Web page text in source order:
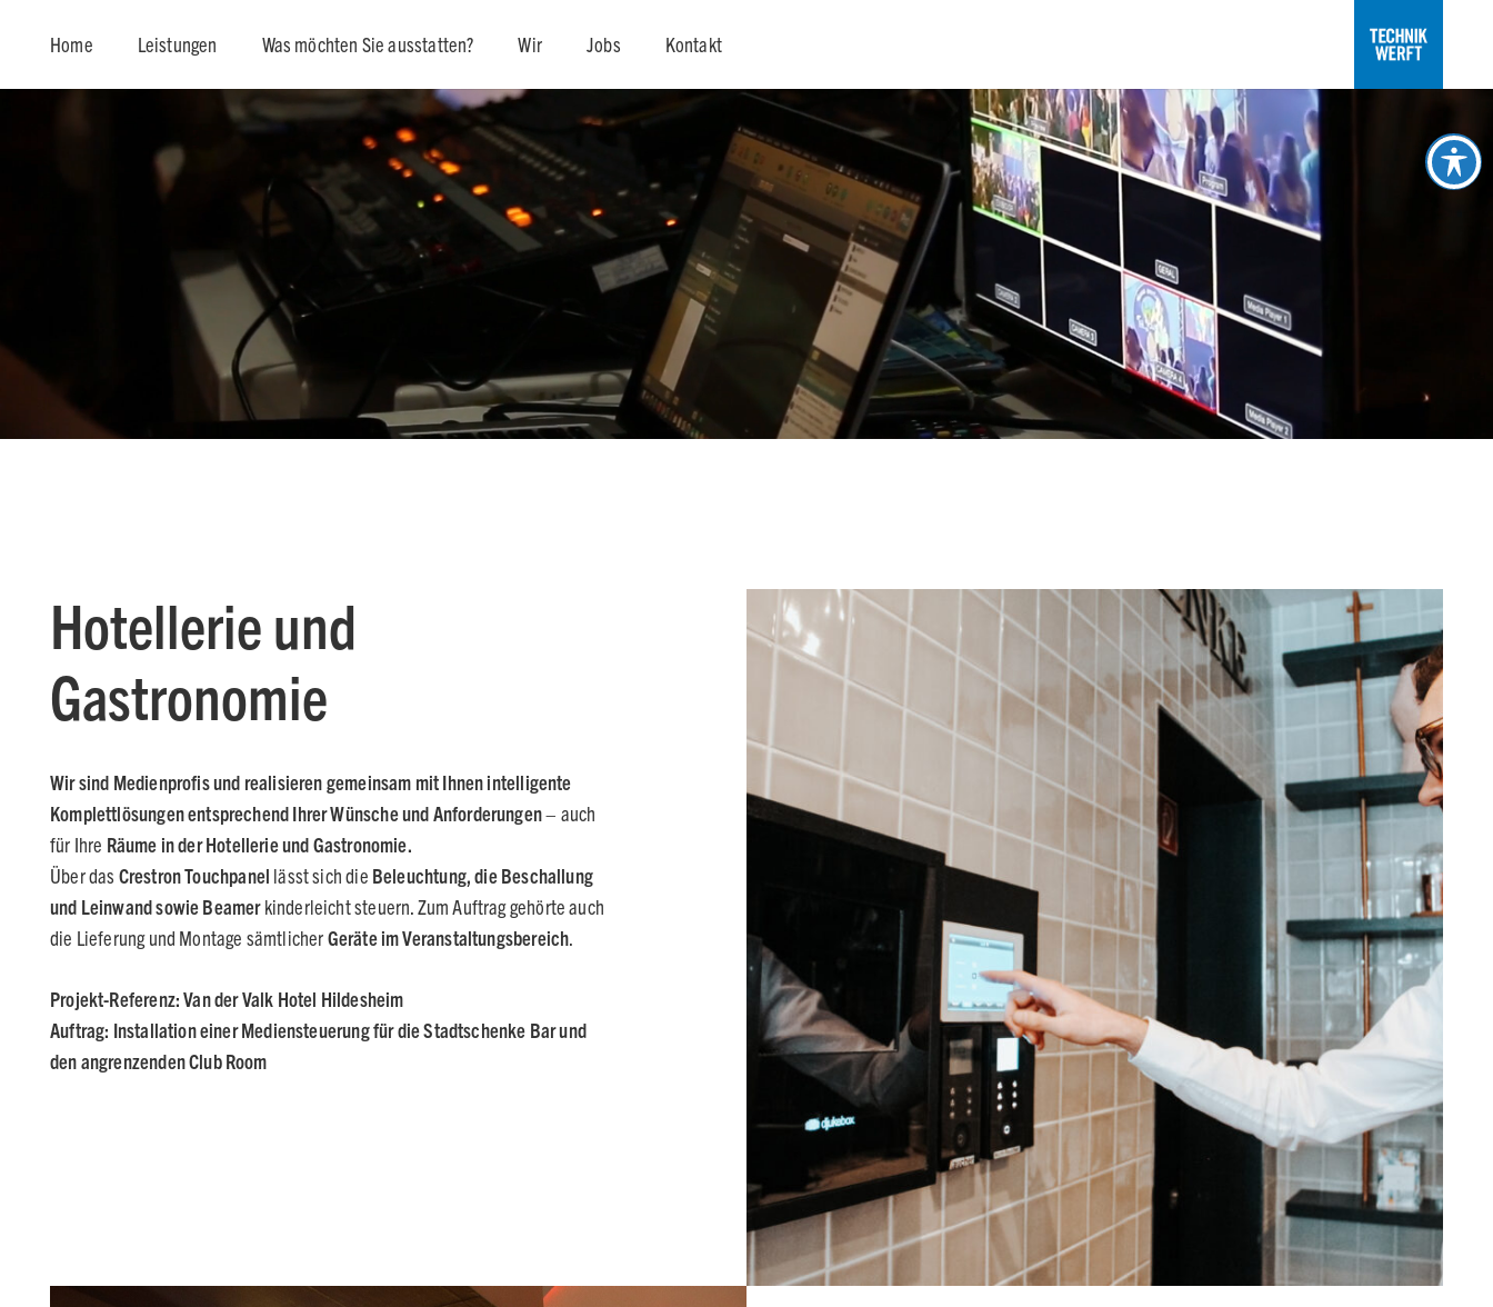
Home Leistungen Was möchten Sie ausstatten? Wir Jobs Kontakt
Hotellerie und
Gastronomie
Wir sind Medienprofisund realisieren gemeinsam mit Ihnen intelligente
Komplettlösungen entsprechend Ihrer Wünsche und Anforderungen– auch
für Ihre Räume in der Hotellerie und Gastronomie.
Über das Crestron Touchpanel lässt sich die Beleuchtung, die Beschallung
und Leinwand sowie Beamerkinderleicht steuern. Zum Auftrag gehörte auch
die Lieferung und Montage sämtlicherGeräte im Veranstaltungsbereich.
Projekt-Referenz:Van der Valk Hotel Hildesheim
Auftrag: Installation einer Mediensteuerung für die Stadtschenke Bar und
den angrenzenden Club Room